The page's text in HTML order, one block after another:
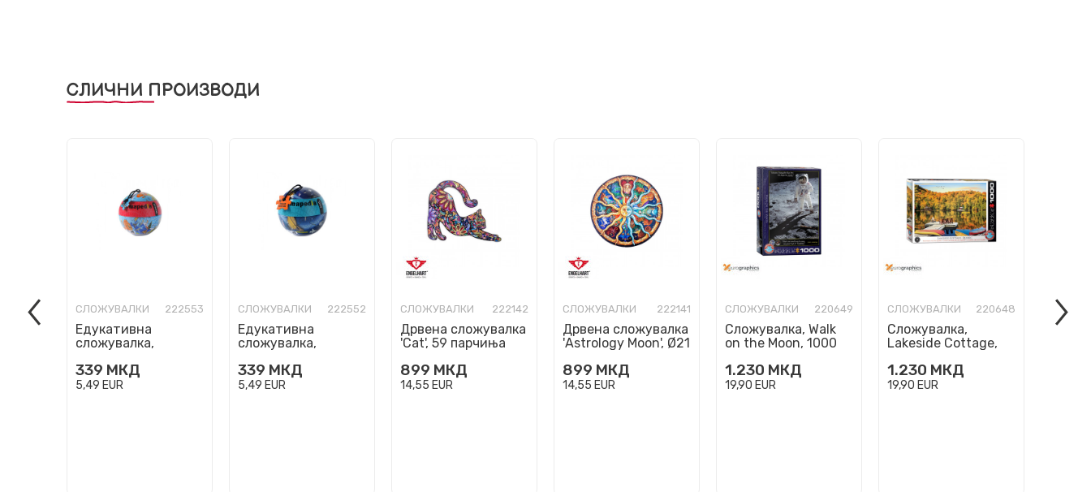
СЛИЧНИ ПРОИЗВОДИ
СЛОЖУВАЛКИ 222553
Едукативна
сложувалка,
100 парчиња
339 МКД
5,49 EUR
СЛОЖУВАЛКИ 222552
Едукативна
сложувалка,
System, 100
парчиња
339 МКД
5,49 EUR
СЛОЖУВАЛКИ 222142
Дрвена сложувалка
'Cat', 59 парчиња
899 МКД
14,55 EUR
СЛОЖУВАЛКИ 222141
Дрвена сложувалка
'Astrology Moon', Ø21
899 МКД
14,55 EUR
СЛОЖУВАЛКИ 220649
Сложувалка, Walk
on the Moon, 1000
Cut)
1.230 МКД
19,90 EUR
СЛОЖУВАЛКИ 220648
Сложувалка,
Lakeside Cottage,
парчиња (Smart
Cut)
1.230 МКД
19,90 EUR